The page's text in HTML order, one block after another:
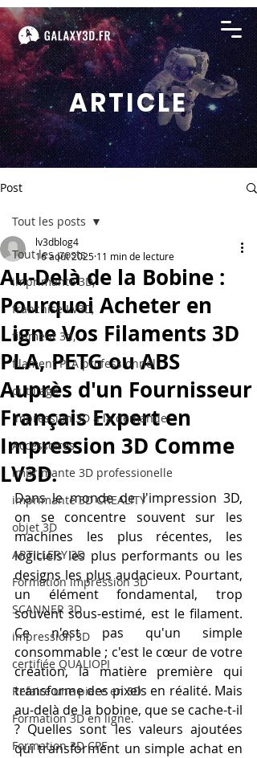
ARTICLE
Post
Tout les posts
imprimante 3D,
franchise LV3D,
filament 3d,
filament PLA professionnel
outillage
impression 3D à la demande
Accessoires
imprimante 3D professionelle
imprimante 3D CREALITY
objet 3D
ARTILLERY 3D
Formation impression 3D
SCANNER 3D
impression 3D
certifiée QUALIOPI
Refaire une piece en 3D
Formation 3D en ligne.
Formation 3D CPF
Tout les posts
Au-Delà de la Bobine :
Pourquoi Acheter en
Ligne Vos Filaments 3D
PLA, PETG ou ABS
Auprès d'un Fournisseur
Français Expert en
Impression 3D Comme
LV3D.
lv3dblog4
16 août 2025 11 min de lecture
Dans le monde de l'impression 3D,
on se concentre souvent sur les
machines les plus récentes, les
logiciels les plus performants ou les
designs les plus audacieux. Pourtant,
un élément fondamental, trop
souvent sous-estimé, est le filament.
Ce n'est pas qu'un simple
consommable ; c'est le cœur de votre
création, la matière première qui
transforme des pixels en réalité. Mais
au-delà de la bobine, que se cache-t-il
? Quelles sont les valeurs ajoutées
qui transforment un simple achat en